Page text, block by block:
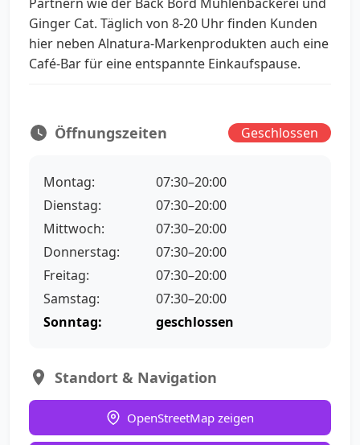
Ginger Cat. Täglich von 8-20 Uhr finden Kunden
hier neben Alnatura-Markenprodukten auch eine
Café-Bar für eine entspannte Einkaufspause.
Öffnungszeiten Geschlossen
Montag:
07:30–20:00
Dienstag:
07:30–20:00
Mittwoch:
07:30–20:00
Donnerstag:
07:30–20:00
Freitag:
07:30–20:00
Samstag:
07:30–20:00
Sonntag:
geschlossen
Standort & Navigation
OpenStreetMap zeigen